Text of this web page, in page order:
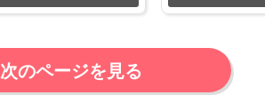
次のページを見る